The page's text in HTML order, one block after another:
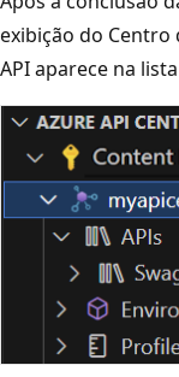
exibição do Centro
API aparece na